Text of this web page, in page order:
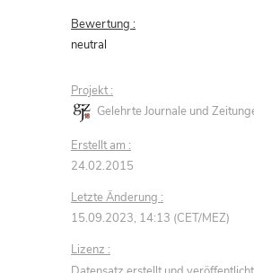
Bewertung :
neutral
Projekt :
Gelehrte Journale und
Erstellt am :
24.02.2015
Letzte Änderung :
15.09.2023, 14:13 (CET/MEZ)
Lizenz :